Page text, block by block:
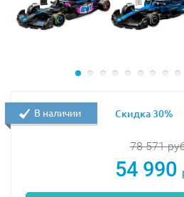
78 571
54 990
В наличии Скидка 30%